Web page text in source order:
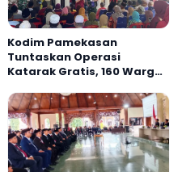
Kodim Pamekasan
Tuntaskan Operasi
Katarak Gratis, 160 Warga
Jelas